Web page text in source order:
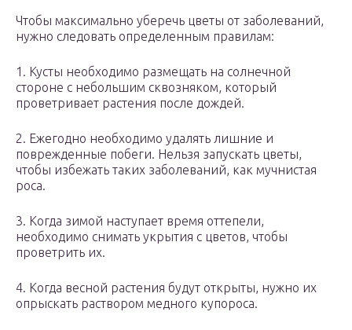
Чтобы максимально уберечь цветы от заболеваний,
нужно следовать определенным правилам:
1. Кусты необходимо размещать на солнечной
стороне с небольшим сквозняком, который
проветривает растения после дождей.
2. Ежегодно необходимо удалять лишние и
поврежденные побеги. Нельзя запускать цветы,
чтобы избежать таких заболеваний, как мучнистая
роса.
3. Когда зимой наступает время оттепели,
необходимо снимать укрытия с цветов, чтобы
проветрить их.
4. Когда весной растения будут открыты, нужно их
опрыскать раствором медного купороса.